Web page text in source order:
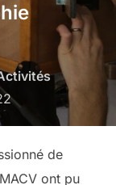
de
ont pu